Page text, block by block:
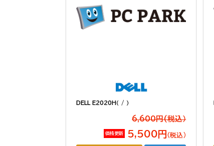
DELL E2020H（ / ）
6,600円(税込）
価格更新 5,500円 （税込）